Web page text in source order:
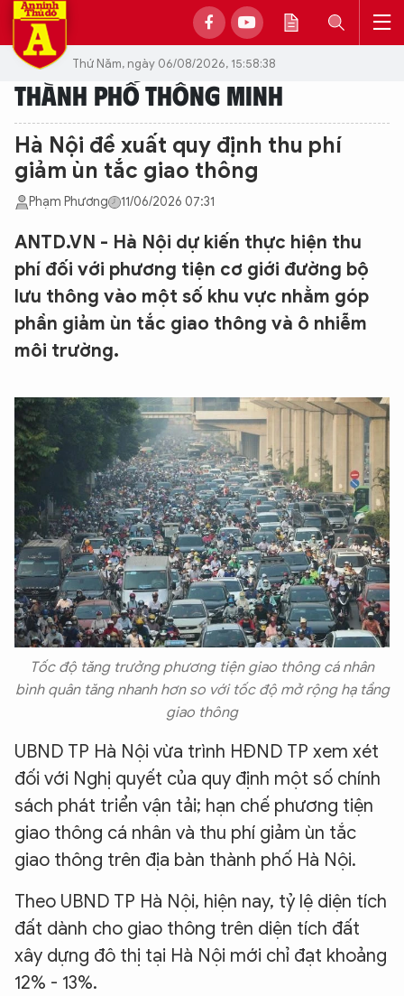
Thứ Năm, ngày 06/08/2026, 15:58:38
THÀNH PHỐ THÔNG MINH
Hà Nội đề xuất quy định thu phí
giảm ùn tắc giao thông
Phạm Phương 11/06/2026 07:31
ANTD.VN - Hà Nội dự kiến thực hiện thu
phí đối với phương tiện cơ giới đường bộ
lưu thông vào một số khu vực nhằm góp
phần giảm ùn tắc giao thông và ô nhiễm
môi trường.
Tốc độ tăng trưởng phương tiện giao thông cá nhân
bình quân tăng nhanh hơn so với tốc độ mở rộng hạ tầng
giao thông
UBND TP Hà Nội vừa trình HĐND TP xem xét
đối với Nghị quyết của quy định một số chính
sách phát triển vận tải; hạn chế phương tiện
giao thông cá nhân và thu phí giảm ùn tắc
giao thông trên địa bàn thành phố Hà Nội.
Theo UBND TP Hà Nội, hiện nay, tỷ lệ diện tích
đất dành cho giao thông trên diện tích đất
xây dựng đô thị tại Hà Nội mới chỉ đạt khoảng
12% - 13%.